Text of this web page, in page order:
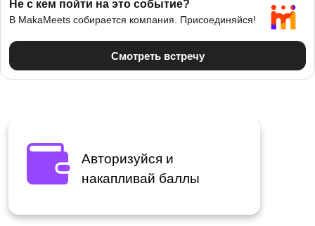
Авторизуйся и
накапливай баллы